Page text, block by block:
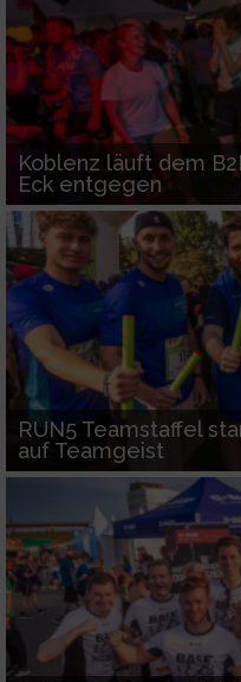
Koblenz läuft dem
Eck entgegen
RUN5 Teamstaffel
auf Teamgeist